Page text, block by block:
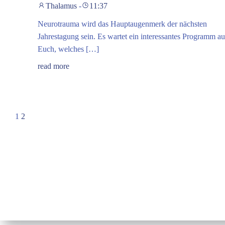
Thalamus - 11:37
Neurotrauma wird das Hauptaugenmerk der nächsten
Jahrestagung sein. Es wartet ein interessantes Programm
Euch, welches […]
read more
Posts
Page
1 Page
2